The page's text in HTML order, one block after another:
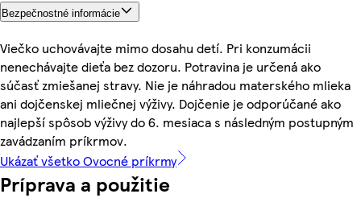
Bezpečnostné informácie
Viečko uchovávajte mimo dosahu detí. Pri konzumácii
nenechávajte dieťa bez dozoru. Potravina je určená ako
súčasť zmiešanej stravy. Nie je náhradou materského mlieka
ani dojčenskej mliečnej výživy. Dojčenie je odporúčané ako
najlepší spôsob výživy do 6. mesiaca s následným postupným
zavádzaním príkrmov.
Ukázať všetko Ovocné príkrmy
Príprava a použitie